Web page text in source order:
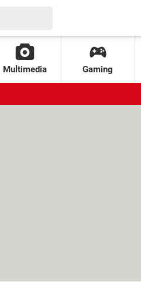
Multimedia Gaming